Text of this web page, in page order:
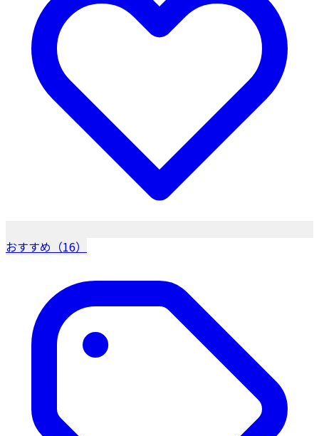
おすすめ（16）